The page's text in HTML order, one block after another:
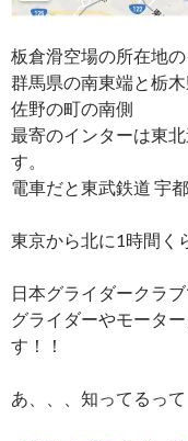
板倉滑空場の所在地の
群馬県の南東端と栃
佐野の町の南側
最寄のインターは東
す。
電車だと東武鉄道 宇
東京から北に1時間く
日本グライダークラ
グライダーやモータ
す！！
あ、、、知ってるって